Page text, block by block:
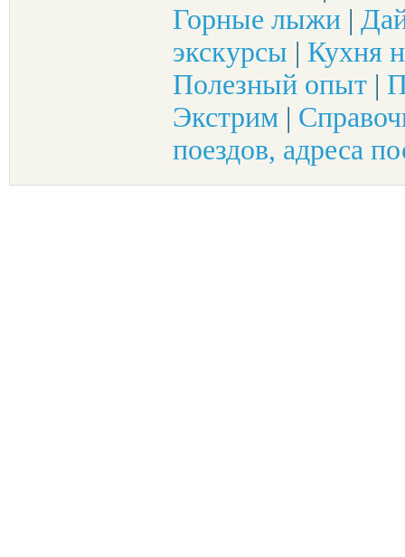
Горные лыжи |
экскурсы | Кухня
Полезный опыт |
Экстрим |
поездов, адреса